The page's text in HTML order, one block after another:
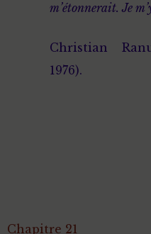
m’étonnerait. Je
Christian
1976).
Chapitre 21